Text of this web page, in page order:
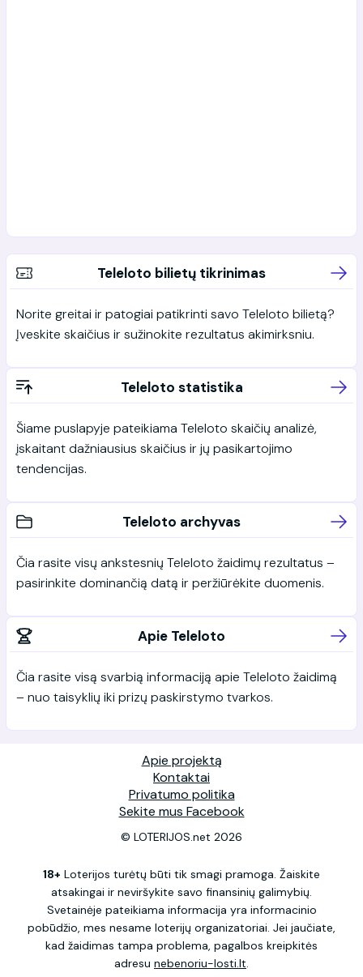
Teleloto bilietų tikrinimas
Norite greitai ir patogiai patikrinti savo Teleloto bilietą?
Įveskite skaičius ir sužinokite rezultatus akimirksniu.
Teleloto statistika
Šiame puslapyje pateikiama Teleloto skaičių analizė,
įskaitant dažniausius skaičius ir jų pasikartojimo
tendencijas.
Teleloto archyvas
Čia rasite visų ankstesnių Teleloto žaidimų rezultatus –
pasirinkite dominančią datą ir peržiūrėkite duomenis.
Apie Teleloto
Čia rasite visą svarbią informaciją apie Teleloto žaidimą
– nuo taisyklių iki prizų paskirstymo tvarkos.
Apie projektą
Kontaktai
Privatumo politika
Sekite mus Facebook
© LOTERIJOS.net 2026
18+ Loterijos turėtų būti tik smagi pramoga. Žaiskite
atsakingai ir neviršykite savo finansinių galimybių.
Svetainėje pateikiama informacija yra informacinio
pobūdžio, mes nesame loterijų organizatoriai. Jei jaučiate,
kad žaidimas tampa problema, pagalbos kreipkitės
adresu nebenoriu-losti.lt.